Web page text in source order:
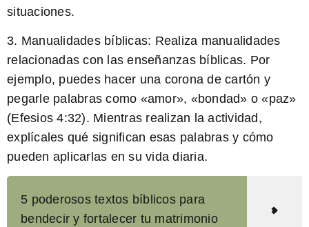
situaciones.
3. Manualidades bíblicas: Realiza manualidades
relacionadas con las enseñanzas bíblicas. Por
ejemplo, puedes hacer una corona de cartón y
pegarle palabras como «amor», «bondad» o «paz»
(Efesios 4:32). Mientras realizan la actividad,
explícales qué significan esas palabras y cómo
pueden aplicarlas en su vida diaria.
5 poderosos textos bíblicos para
bendecir y fortalecer tu matrimonio